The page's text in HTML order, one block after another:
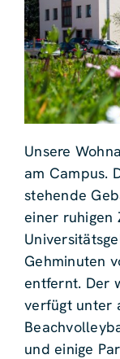
Unsere
am Campus.
stehende
einer ruhigen
Gehminuten
entfernt. Der
verfügt unter
und einige